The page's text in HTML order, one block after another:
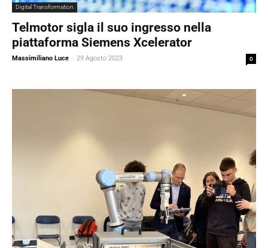
Digital Transformation
Telmotor sigla il suo ingresso nella
piattaforma Siemens Xcelerator
Massimiliano Luce - 29 Agosto 2023 0